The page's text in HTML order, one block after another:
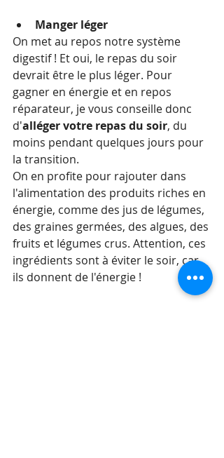
Manger léger
On met au repos notre système
digestif ! Et oui, le repas du soir
devrait être le plus léger. Pour
gagner en énergie et en repos
réparateur, je vous conseille donc
d'alléger votre repas du soir, du
moins pendant quelques jours pour
la transition.
On en profite pour rajouter dans
l'alimentation des produits riches en
énergie, comme des jus de légumes,
des graines germées, des algues, des
fruits et légumes crus. Attention, ces
ingrédients sont à éviter le soir, car
ils donnent de l'énergie !